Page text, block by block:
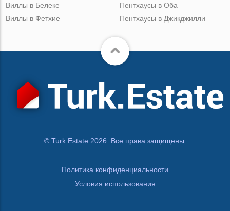
Виллы в Белеке
Виллы в Фетхие
Пентхаусы в Оба
Пентхаусы в Джикджилли
© Turk.Estate 2026. Все права защищены.
Политика конфиденциальности
Условия использования